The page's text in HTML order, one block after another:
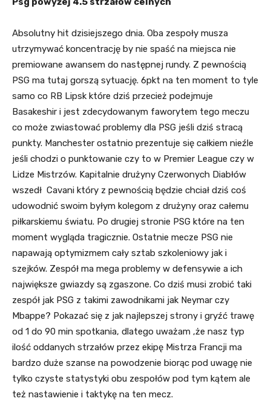
Absolutny hit dzisiejszego dnia. Oba zespoły musza
utrzymywać koncentrację by nie spaść na miejsca nie
premiowane awansem do następnej rundy. Z pewnością
PSG ma tutaj gorszą sytuację. 6pkt na ten moment to tyle
samo co RB Lipsk które dziś przecież podejmuje
Basakeshir i jest zdecydowanym faworytem tego meczu
co może zwiastować problemy dla PSG jeśli dziś stracą
punkty. Manchester ostatnio prezentuje się całkiem nieźle
jeśli chodzi o punktowanie czy to w Premier League czy w
Lidze Mistrzów. Kapitalnie drużyny Czerwonych Diabłów
wszedł Cavani który z pewnością będzie chciał dziś coś
udowodnić swoim byłym kolegom z drużyny oraz całemu
piłkarskiemu światu. Po drugiej stronie PSG które na ten
moment wygląda tragicznie. Ostatnie mecze PSG nie
napawają optymizmem cały sztab szkoleniowy jak i
szejków. Zespół ma mega problemy w defensywie a ich
największe gwiazdy są zgaszone. Co dziś musi zrobić taki
zespół jak PSG z takimi zawodnikami jak Neymar czy
Mbappe? Pokazać się z jak najlepszej strony i gryźć trawę
od 1 do 90 min spotkania, dlatego uważam ,że nasz typ
ilość oddanych strzałów przez ekipę Mistrza Francji ma
bardzo duże szanse na powodzenie biorąc pod uwagę nie
tylko czyste statystyki obu zespołów pod tym kątem ale
też nastawienie i taktykę na ten mecz.